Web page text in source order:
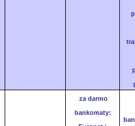
za darmo
bankomaty: